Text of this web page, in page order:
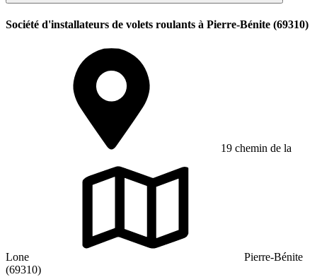
Société d'installateurs de volets roulants à Pierre-Bénite (69310)
19 chemin de la
Lone
Pierre-Bénite
(69310)